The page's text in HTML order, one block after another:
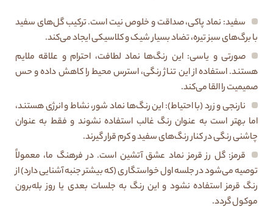
سفید: نماد پاکی، صداقت و خلوص نیت است. ترکیب گل‌های سفید
با برگ‌های سبز تیره، تضاد بسیار شیک و کلاسیکی ایجاد می‌کند.
صورتی و یاسی: این رنگ‌ها نماد لطافت، احترام و علاقه ملایم
هستند. استفاده از این تناژ رنگی، استرس محیط را کاهش داده و حس
صمیمیت را القا می‌کند.
نارنجی و زرد (با احتیاط): این رنگ‌ها نماد شور، نشاط و انرژی هستند،
اما بهتر است به عنوان رنگ غالب استفاده نشوند و فقط به عنوان
چاشنی رنگی در کنار رنگ‌های سفید و کرم قرار گیرند.
قرمز: گل رز قرمز نماد عشق آتشین است. در فرهنگ ما، معمولاً
توصیه می‌شود در جلسه اول خواستگاری (که بیشتر جنبه آشنایی دارد) از
رنگ قرمز استفاده نشود و این رنگ به جلسات بعدی یا روز بله‌برون
موکول گردد.